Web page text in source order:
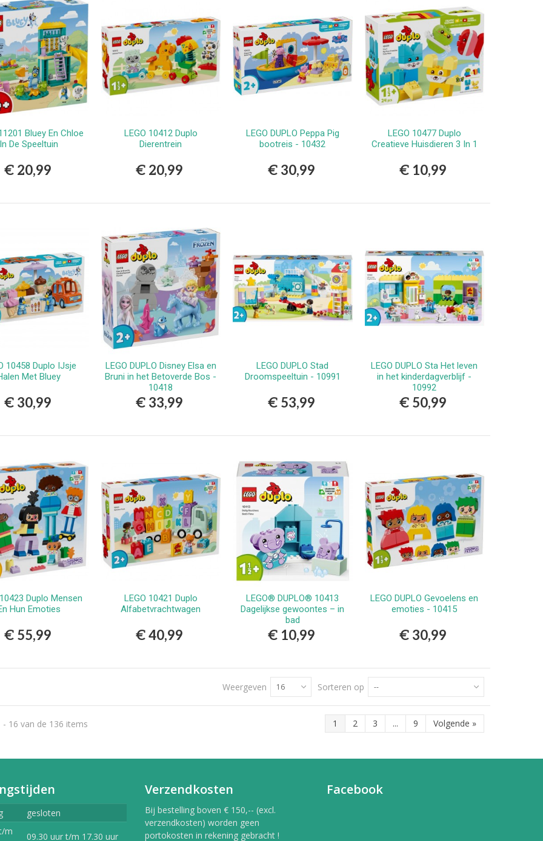
Bestellen
Bluey En Chloe
In De Speeltuin
€ 20,99
Bestellen
LEGO 10412 Duplo
Dierentrein
€ 20,99
Bestellen
LEGO DUPLO Peppa Pig
bootreis - 10432
€ 30,99
Bestellen
LEGO 10477 Duplo
Creatieve Huisdieren 3 In 1
€ 10,99
Bestellen
10458 Duplo IJsje
Met Bluey
€ 30,99
Bestellen
LEGO DUPLO Disney Elsa en
Bruni in het Betoverde Bos -
10418
€ 33,99
Bestellen
LEGO DUPLO Stad
Droomspeeltuin - 10991
€ 53,99
Bestellen
LEGO DUPLO Sta Het leven
in het kinderdagverblijf -
10992
€ 50,99
Bestellen
Duplo Mensen
Hun Emoties
€ 55,99
Bestellen
LEGO 10421 Duplo
Alfabetvrachtwagen
€ 40,99
Bestellen
LEGO® DUPLO® 10413
Dagelijkse gewoontes – in
bad
€ 10,99
Bestellen
LEGO DUPLO Gevoelens en
emoties - 10415
€ 30,99
Sorteren op --
Weergeven 16
1 2 3 ... 9 Volgende »
16 van de 136 items
gesloten
m
09.30 uur t/m 17.30 uur
Verzendkosten
Bij bestelling boven € 150,-- (excl.
verzendkosten) worden geen
portokosten in rekening gebracht !
Facebook